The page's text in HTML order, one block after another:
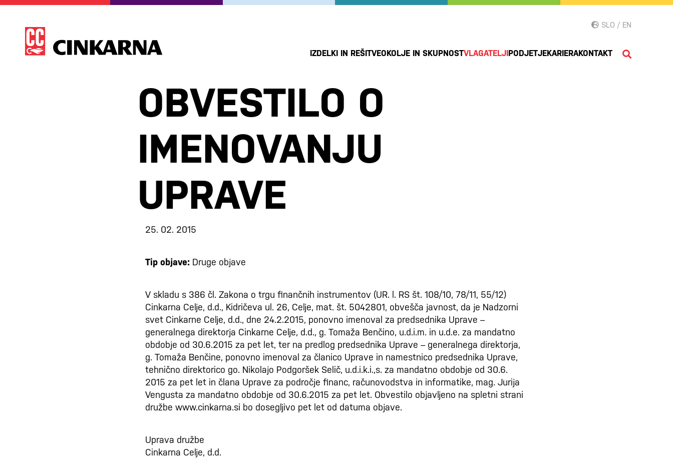
SLO / EN
IZDELKI IN REŠITVEOKOLJE IN SKUPNOSTVLAGATELJIPODJETJEKARIERAKONTAKT
OBVESTILO O
IMENOVANJU
UPRAVE
25. 02. 2015
Tip objave: Druge objave
V skladu s 386 čl. Zakona o trgu finančnih instrumentov (UR. l. RS št. 108/10, 78/11, 55/12)
Cinkarna Celje, d.d., Kidričeva ul. 26, Celje, mat. št. 5042801, obvešča javnost, da je Nadzorni
svet Cinkarne Celje, d.d., dne 24.2.2015, ponovno imenoval za predsednika Uprave –
generalnega direktorja Cinkarne Celje, d.d., g. Tomaža Benčino, u.d.i.m. in u.d.e. za mandatno
obdobje od 30.6.2015 za pet let, ter na predlog predsednika Uprave – generalnega direktorja,
g. Tomaža Benčine, ponovno imenoval za članico Uprave in namestnico predsednika Uprave,
tehnično direktorico go. Nikolajo Podgoršek Selič, u.d.i.k.i.,s. za mandatno obdobje od 30.6.
2015 za pet let in člana Uprave za področje financ, računovodstva in informatike, mag. Jurija
Vengusta za mandatno obdobje od 30.6.2015 za pet let. Obvestilo objavljeno na spletni strani
družbe www.cinkarna.si bo dosegljivo pet let od datuma objave.
Uprava družbe
Cinkarna Celje, d.d.